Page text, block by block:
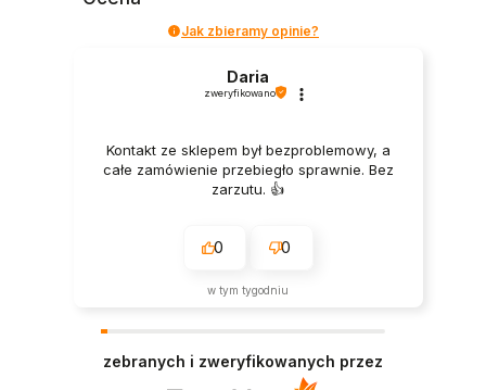
Jak zbieramy opinie?
Daria
zweryfikowano
Kontakt ze sklepem był bezproblemowy, a
całe zamówienie przebiegło sprawnie. Bez
zarzutu. 👍️
0 0
w tym tygodniu
zebranych i zweryfikowanych przez